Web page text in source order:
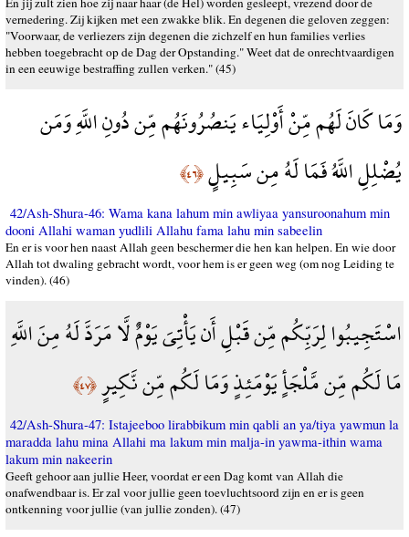
vernedering. Zij kijken met een zwakke blik. En degenen die geloven zeggen:
"Voorwaar, de verliezers zijn degenen die zichzelf en hun families verlies
hebben toegebracht op de Dag der Opstanding." Weet dat de onrechtvaardigen
in een eeuwige bestraffing zullen verken." (45)
وَمَا كَانَ لَهُم مِّنْ أَوْلِيَاء يَنصُرُونَهُم مِّن دُونِ اللَّهِ وَمَن
يُضْلِلِ اللَّهُ فَمَا لَهُ مِن سَبِيلٍ﴿٤٦﴾
42/Ash-Shura-46: Wama kana lahum min awliyaa yansuroonahum min
dooni Allahi waman yudlili Allahu fama lahu min sabeelin
En er is voor hen naast Allah geen beschermer die hen kan helpen. En wie door
Allah tot dwaling gebracht wordt, voor hem is er geen weg (om nog Leiding te
vinden). (46)
اسْتَجِيبُوا لِرَبِّكُم مِّن قَبْلِ أَن يَأْتِيَ يَوْمٌ لَّا مَرَدَّ لَهُ مِنَ اللَّهِ
مَا لَكُم مِّن مَّلْجَأٍ يَوْمَئِذٍ وَمَا لَكُم مِّن نَّكِيرٍ﴿٤٧﴾
42/Ash-Shura-47: Istajeeboo lirabbikum min qabli an ya/tiya yawmun la
maradda lahu mina Allahi ma lakum min malja-in yawma-ithin wama
lakum min nakeerin
Geeft gehoor aan jullie Heer, voordat er een Dag komt van Allah die
onafwendbaar is. Er zal voor jullie geen toevluchtsoord zijn en er is geen
ontkenning voor jullie (van jullie zonden). (47)